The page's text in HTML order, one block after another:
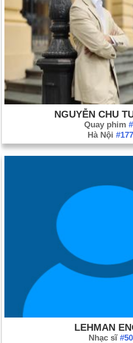
NGUYỄN CHU
Quay phim
Hà Nội
LEHMAN
Nhạc sĩ